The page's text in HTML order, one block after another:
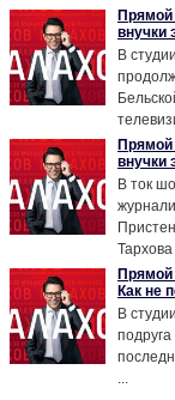
внучки
В
внучки
В ток
Тархова
Как не
В
...